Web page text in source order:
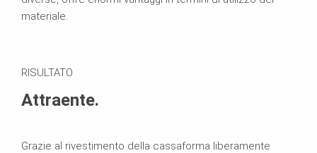
materiale.
RISULTATO
Attraente.
Grazie al rivestimento della cassaforma liberamente